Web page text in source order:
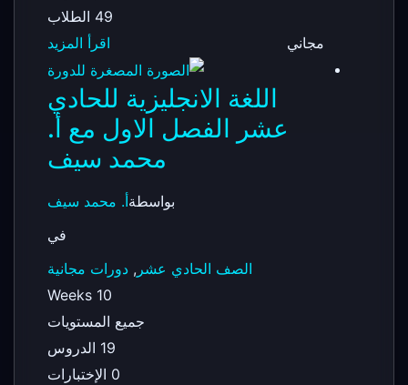
49 الطلاب
مجاني
اقرأ المزيد
اللغة الانجليزية للحادي
عشر الفصل الاول مع أ.
محمد سيف
بواسطةأ. محمد سيف
في
الصف الحادي عشر , دورات مجانية
10 Weeks
جميع المستويات
19 الدروس
0 الإختبارات